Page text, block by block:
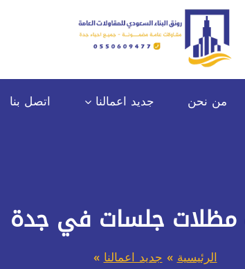
من نحن جديد اعمالنا اتصل بنا
مظلات جلسات في جدة
الرئيسية»جديد اعمالنا»